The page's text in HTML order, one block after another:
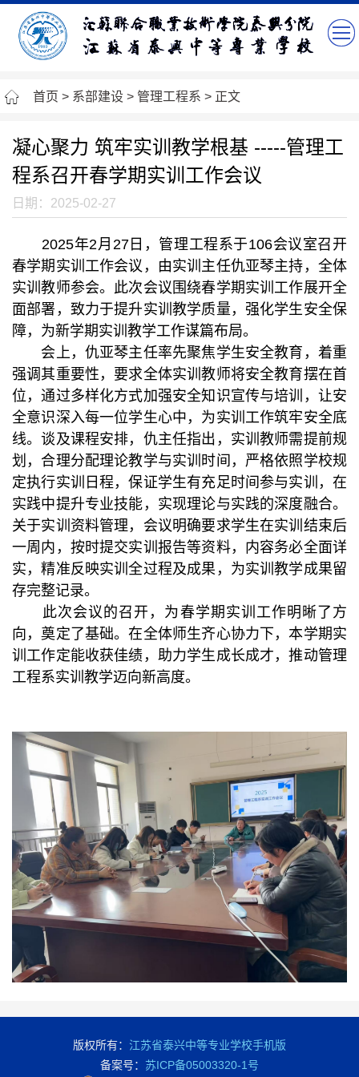
首页 > 系部建设 > 管理工程系 > 正文
凝心聚力 筑牢实训教学根基 -----管理工
程系召开春学期实训工作会议
日期：2025-02-27
2025年2月27日，管理工程系于106会议室召开
春学期实训工作会议，由实训主任仇亚琴主持，全体
实训教师参会。此次会议围绕春学期实训工作展开全
面部署，致力于提升实训教学质量，强化学生安全保
障，为新学期实训教学工作谋篇布局。
会上，仇亚琴主任率先聚焦学生安全教育，着重
强调其重要性，要求全体实训教师将安全教育摆在首
位，通过多样化方式加强安全知识宣传与培训，让安
全意识深入每一位学生心中，为实训工作筑牢安全底
线。谈及课程安排，仇主任指出，实训教师需提前规
划，合理分配理论教学与实训时间，严格依照学校规
定执行实训日程，保证学生有充足时间参与实训，在
实践中提升专业技能，实现理论与实践的深度融合。
关于实训资料管理，会议明确要求学生在实训结束后
一周内，按时提交实训报告等资料，内容务必全面详
实，精准反映实训全过程及成果，为实训教学成果留
存完整记录。
此次会议的召开，为春学期实训工作明晰了方
向，奠定了基础。在全体师生齐心协力下，本学期实
训工作定能收获佳绩，助力学生成长成才，推动管理
工程系实训教学迈向新高度。
版权所有： 江苏省泰兴中等专业学校手机版
备案号： 苏ICP备05003320-1号